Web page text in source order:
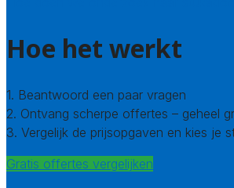
Hoe het werkt
1. Beantwoord een paar vragen
2. Ontvang scherpe offertes – geheel
3. Vergelijk de prijsopgaven en kies je
Gratis offertes vergelijken